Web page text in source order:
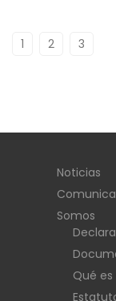
1 2 3
Noticias
Somos
Qué